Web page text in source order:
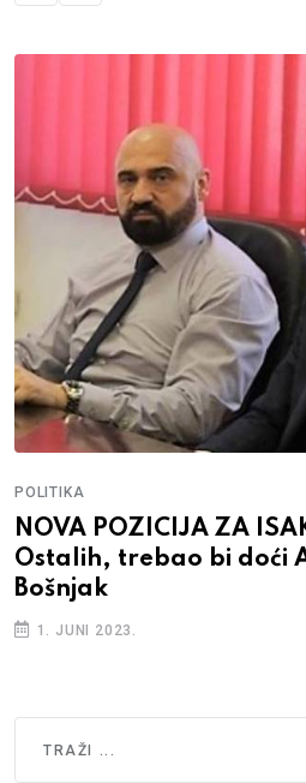
POLITIKA
NOVA POZICIJA ZA
Ostalih, trebao bi doći
Bošnjak
1. JUNI 2023.